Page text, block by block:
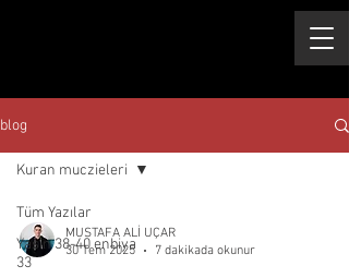
blog
Tüm Yazılar
Yasin 38-40 enbiya
33
Kuran muczieleri
MUSTAFA ALİ UÇAR
30 Tem 2025
7 dakikada okunur